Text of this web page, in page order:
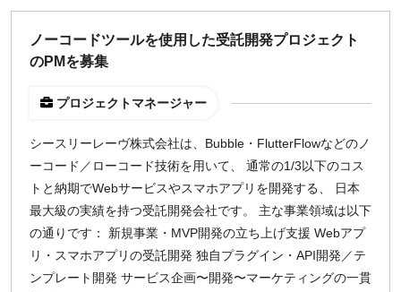
指定なし 検索
ノーコードツールを使用した受託開発プロジェクト
のPMを募集
プロジェクトマネージャー
シースリーレーヴ株式会社は、Bubble・FlutterFlowなどのノ
ーコード／ローコード技術を用いて、 通常の1/3以下のコス
トと納期でWebサービスやスマホアプリを開発する、 日本
最大級の実績を持つ受託開発会社です。 主な事業領域は以下
の通りです： 新規事業・MVP開発の立ち上げ支援 Webアプ
リ・スマホアプリの受託開発 独自プラグイン・API開発／テ
ンプレート開発 サービス企画〜開発〜マーケティングの一貫